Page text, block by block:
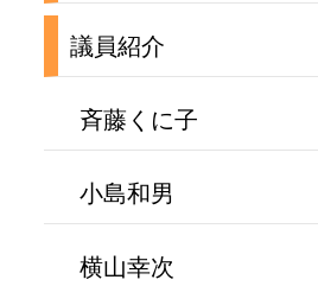
議員紹介
斉藤くに子
小島和男
横山幸次